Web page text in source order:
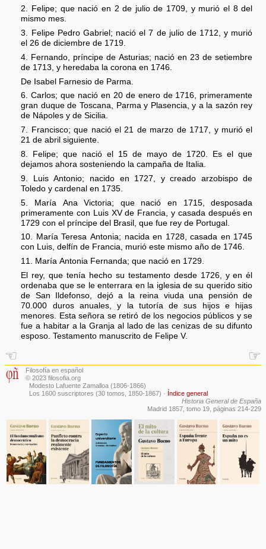
2. Felipe; que nació en 2 de julio de 1709, y murió el 8 del
mismo mes.
3. Felipe Pedro Gabriel; nació el 7 de julio de 1712, y murió
el 26 de diciembre de 1719.
4. Fernando, príncipe de Asturias; nació en 23 de setiembre
de 1713, y heredaba la corona en 1746.
De Isabel Farnesio de Parma.
6. Carlos; que nació en 20 de enero de 1716, primeramente
gran duque de Toscana, Parma y Plasencia, y a la sazón rey
de Nápoles y de Sicilia.
7. Francisco; que nació el 21 de marzo de 1717, y murió el
21 de abril siguiente.
8. Felipe; que nació el 15 de mayo de 1720. Es el que
dejamos ahora sosteniendo la campaña de Italia.
9. Luis Antonio; nacido en 1727, y creado arzobispo de
Toledo y cardenal en 1735.
5. María Ana Victoria; que nació en 1715, desposada
primeramente con Luis XV de Francia, y casada después en
1729 con el príncipe del Brasil, que fue rey de Portugal.
10. María Teresa Antonia; nacida en 1728, casada en 1745
con Luis, delfín de Francia, murió este mismo año de 1746.
11. María Antonia Fernanda; que nació en 1729.
El rey, que tenía hecho su testamento desde 1726, y en él
ordenaba que se le enterrara en la iglesia de su querido sitio
de San Ildefonso, dejó a la reina viuda una pensión de
70.000 duros anuales, y la tutoría de sus hijos e hijas
menores. Esta señora se retiró de los negocios públicos y se
fue a habitar a la Granja al lado de las cenizas de su difunto
esposo. Testamento manuscrito de Felipe V.
☜ ☞
Filosofía en español
© 2023 filosofia.org
Modesto Lafuente Zamalloa (1806-1866)
Los 1600 suscriptores (30 tomos, 1850-1867) · Índice general
Historia General de España
Madrid 1857, tomo 19, páginas 214-229